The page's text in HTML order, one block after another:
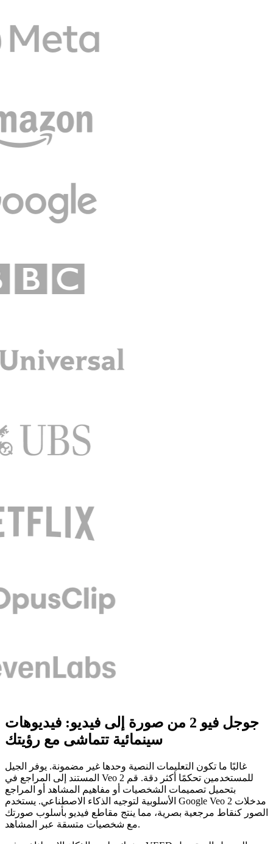
جوجل فيو 2 من صورة إلى فيديو: فيديوهات
سينمائية تتماشى مع رؤيتك
غالبًا ما تكون التعليمات النصية وحدها غير مضمونة. يوفر الجيل
المستند إلى المراجع في Veo 2 للمستخدمين تحكمًا أكثر دقة. قم
بتحميل تصميمات الشخصيات أو مفاهيم المشاهد أو المراجع
الأسلوبية لتوجيه الذكاء الاصطناعي. يستخدم Google Veo 2 مدخلات
الصور كنقاط مرجعية بصرية، مما ينتج مقاطع فيديو بأسلوب صورتك
مع شخصيات متسقة عبر المشاهد.